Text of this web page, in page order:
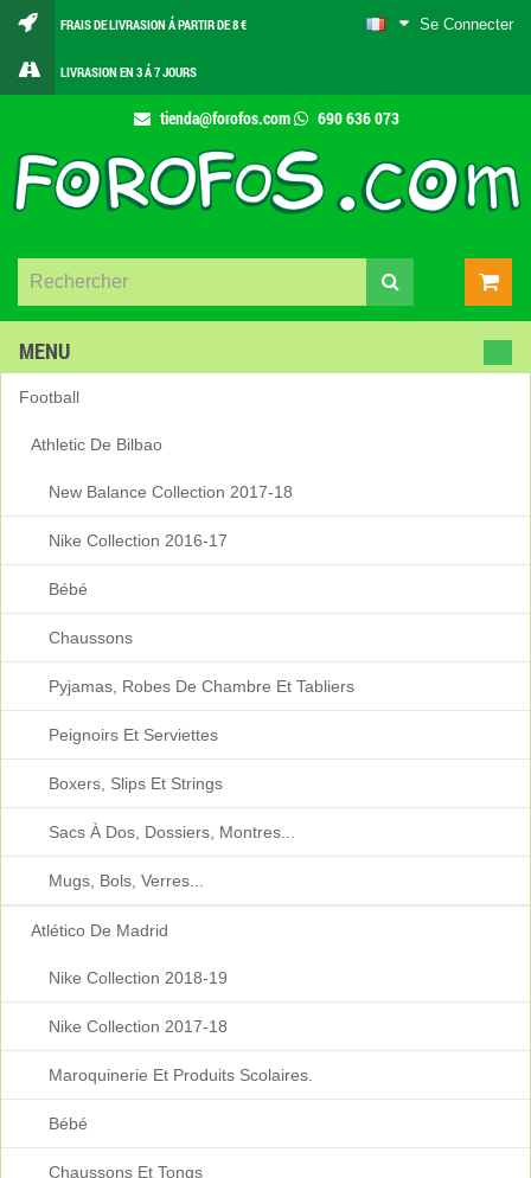
Se Connecter
FRAIS DE LIVRASION Á PARTIR DE 8 €
LIVRASION EN 3 Á 7 JOURS
tienda@forofos.com 690 636 073
MENU
Football
Athletic De Bilbao
New Balance Collection 2017-18
Nike Collection 2016-17
Bébé
Chaussons
Pyjamas, Robes De Chambre Et Tabliers
Peignoirs Et Serviettes
Boxers, Slips Et Strings
Sacs À Dos, Dossiers, Montres...
Mugs, Bols, Verres...
Atlético De Madrid
Nike Collection 2018-19
Nike Collection 2017-18
Maroquinerie Et Produits Scolaires.
Bébé
Chaussons Et Tongs